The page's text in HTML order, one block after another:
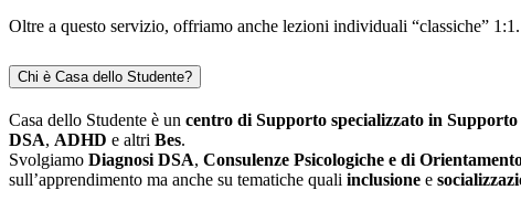
Oltre a questo servizio, offriamo anche lezioni individuali “classiche” 1:1.
Chi è Casa dello Studente?
Casa dello Studente è un centro di Supporto specializzato in Supporto
DSA, ADHD e altri Bes.
Svolgiamo Diagnosi DSA, Consulenze Psicologiche e di
sull’apprendimento ma anche su tematiche quali inclusione e